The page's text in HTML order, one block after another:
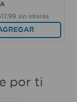
17, 99 sin interés
por ti